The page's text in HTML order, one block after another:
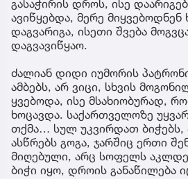
გასაჭირის დროს, ისე
ავიწყებდა, მერე
დაგვარიგა, ისეთი შვება
დაგვავიწყაო.
ძალიან დიდი იუმორის
ამბებს, არ ვიცი, სხვის
ყვებოდა, ისე მსახიობურად,
ხოცავდა. საქართველოზე
თქმა… სულ უკვირდათ
ასწრებს გოგა, ჯარშიც ერთი
მიღებული, არც სოფელს
ბიჭი იყო, დროის განაწილება